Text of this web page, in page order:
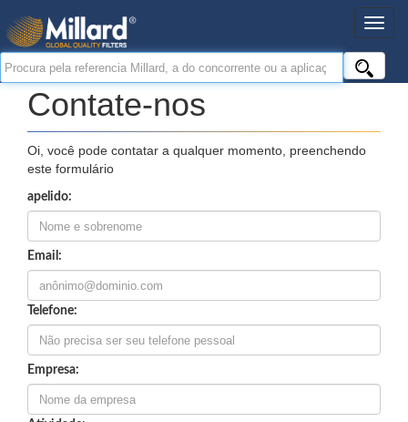
Contate-nos
Oi, você pode contatar a qualquer momento, preenchendo
este formulário
apelido:
Email:
Telefone:
Empresa: